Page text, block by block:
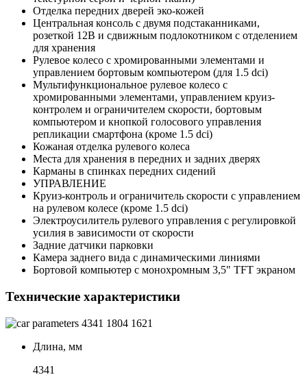
Отделка передних дверей эко-кожей
Центральная консоль с двумя подстаканниками,
розеткой 12В и сдвижным подлокотником с отделением
для хранения
Рулевое колесо с хромированными элементами и
управлением бортовым компьютером (для 1.5 dci)
Мультифункциональное рулевое колесо с
хромированными элементами, управлением круиз-
контролем и ограничителем скорости, бортовым
компьютером и кнопкой голосового управления
репликации смартфона (кроме 1.5 dci)
Кожаная отделка рулевого колеса
Места для хранения в передних и задних дверях
Карманы в спинках передних сидений
УПРАВЛЕНИЕ
Круиз-контроль и ограничитель скорости с управлением
на рулевом колесе (кроме 1.5 dci)
Электроусилитель рулевого управления с регулировкой
усилия в зависимости от скорости
Задние датчики парковки
Камера заднего вида с динамическими линиями
Бортовой компьютер с монохромным 3,5" TFT экраном
Технические характеристики
4341 1804 1621
Длина, мм
4341